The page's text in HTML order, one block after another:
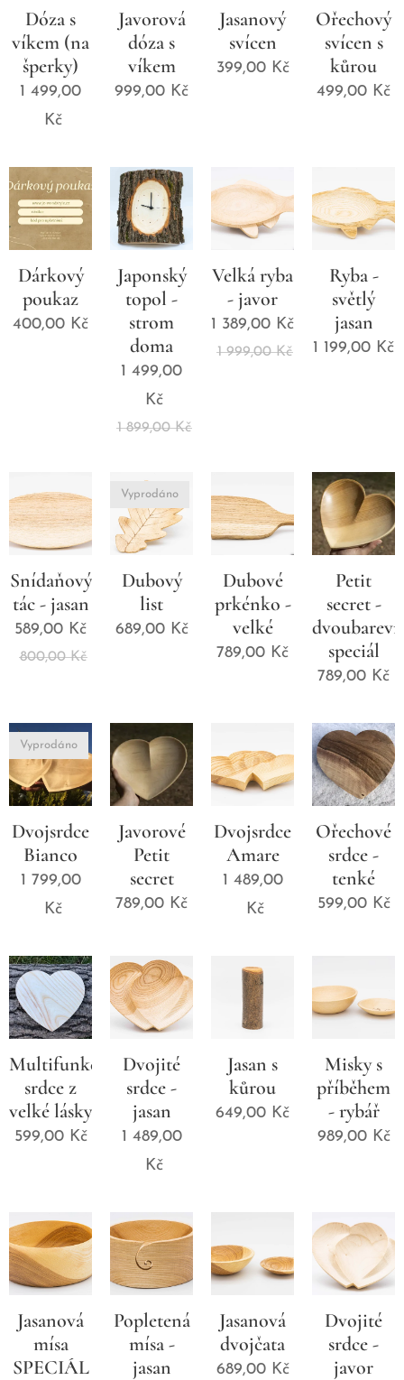
Dóza s
víkem (na
šperky)
1 499,00
Kč
Javorová
dóza s
víkem
999,00 Kč
Jasanový
svícen
399,00Kč
Ořechový
svícen s
kůrou
499,00 Kč
Dárkový
poukaz
400,00 Kč
Japonský
topol -
strom
doma
1 499,00
Kč
1 899,00Kč
Velká ryba
- javor
1 389,00 Kč
1 999,00Kč
Ryba -
světlý
jasan
1 199,00 Kč
Snídaňový
tác - jasan
589,00 Kč
800,00Kč
Dubový
list
Vyprodáno
689,00Kč
Dubové
prkénko -
velké
789,00 Kč
Petit
secret -
speciál
789,00 Kč
Dvojsrdce
Bianco
Vyprodáno
1 799,00
Kč
Javorové
Petit
secret
789,00 Kč
Dvojsrdce
Amare
1 489,00
Kč
Ořechové
srdce -
tenké
599,00Kč
Multifunkční
srdce z
velké lásky
599,00Kč
Dvojité
srdce -
jasan
1 489,00
Kč
Jasan s
kůrou
649,00 Kč
Misky s
příběhem
- rybář
989,00Kč
Jasanová
mísa
SPECIÁL
Popletená
mísa -
jasan
Jasanová
dvojčata
689,00Kč
Dvojité
srdce -
javor